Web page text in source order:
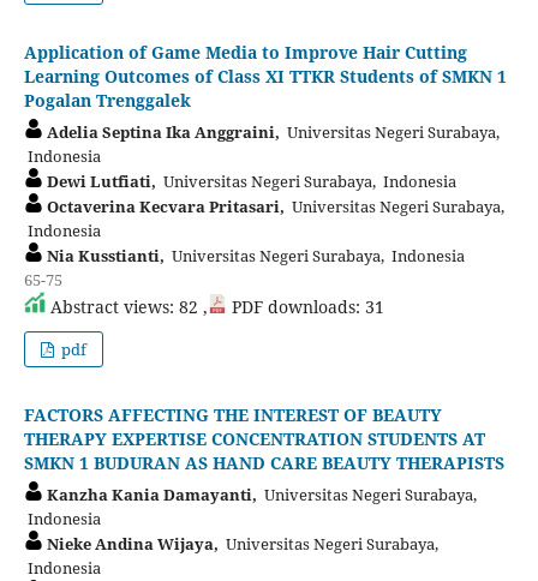
Application of Game Media to Improve Hair Cutting
Learning Outcomes of Class XI TTKR Students of SMKN 1
Pogalan Trenggalek
Adelia Septina Ika Anggraini, Universitas Negeri Surabaya,
Indonesia
Dewi Lutfiati, Universitas Negeri Surabaya, Indonesia
Octaverina Kecvara Pritasari, Universitas Negeri Surabaya,
Indonesia
Nia Kusstianti, Universitas Negeri Surabaya, Indonesia
65-75
Abstract views: 82 , PDF downloads: 31
pdf
FACTORS AFFECTING THE INTEREST OF BEAUTY
THERAPY EXPERTISE CONCENTRATION STUDENTS AT
SMKN 1 BUDURAN AS HAND CARE BEAUTY THERAPISTS
Kanzha Kania Damayanti, Universitas Negeri Surabaya,
Indonesia
Nieke Andina Wijaya, Universitas Negeri Surabaya,
Indonesia